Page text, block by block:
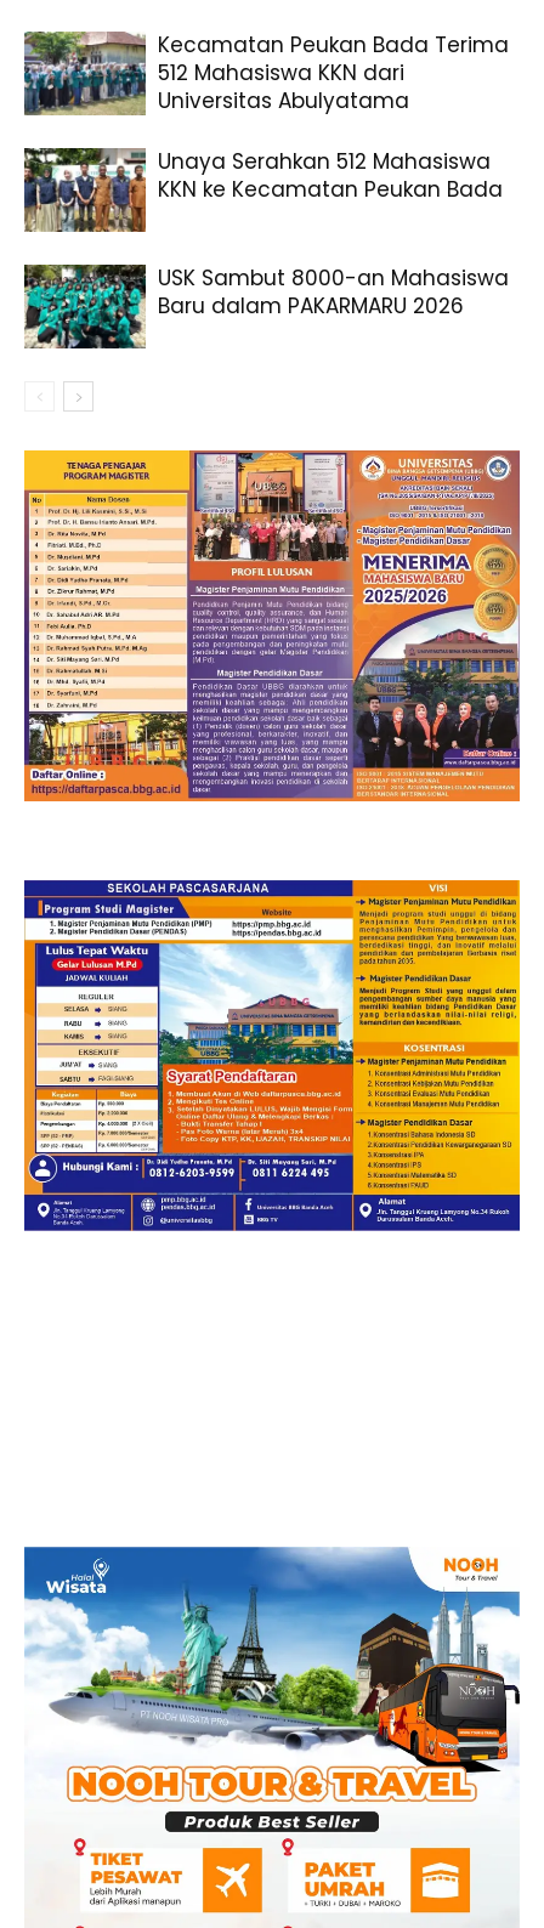
Kecamatan Peukan Bada Terima
512 Mahasiswa KKN dari
Universitas Abulyatama
Unaya Serahkan 512 Mahasiswa
KKN ke Kecamatan Peukan Bada
USK Sambut 8000-an Mahasiswa
Baru dalam PAKARMARU 2026